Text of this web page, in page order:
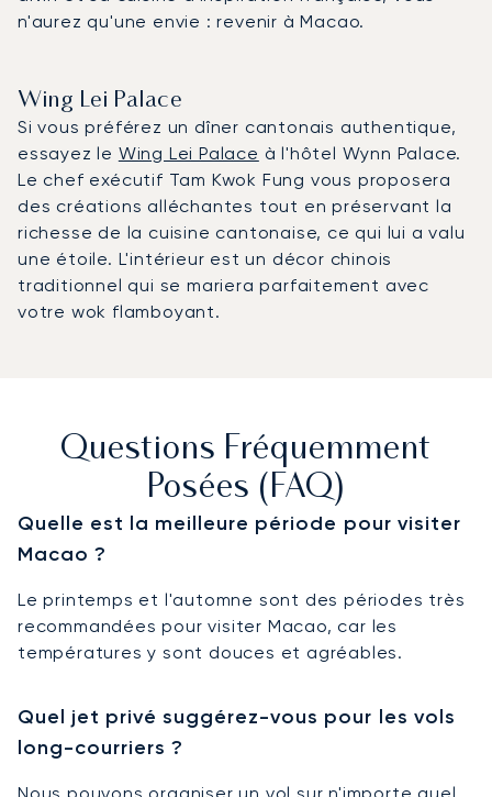
n'aurez qu'une envie : revenir à Macao.
Wing Lei Palace
Si vous préférez un dîner cantonais authentique,
essayez le Wing Lei Palace à l'hôtel Wynn Palace.
Le chef exécutif Tam Kwok Fung vous proposera
des créations alléchantes tout en préservant la
richesse de la cuisine cantonaise, ce qui lui a valu
une étoile. L'intérieur est un décor chinois
traditionnel qui se mariera parfaitement avec
votre wok flamboyant.
Questions Fréquemment
Posées (FAQ)
Quelle est la meilleure période pour visiter
Macao ?
Le printemps et l'automne sont des périodes très
recommandées pour visiter Macao, car les
températures y sont douces et agréables.
Quel jet privé suggérez-vous pour les vols
long-courriers ?
Nous pouvons organiser un vol sur n'importe quel